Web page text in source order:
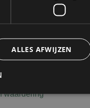
waardering
ALLES AFWIJZEN